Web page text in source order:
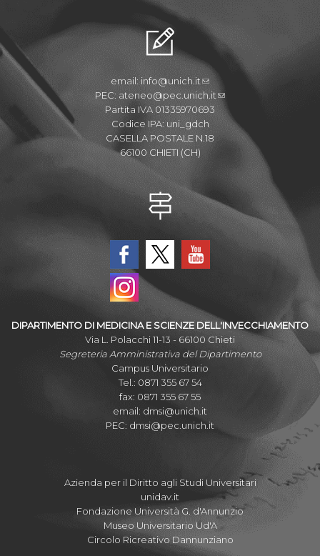
email: info@unich.it
PEC: ateneo@pec.unich.it
Partita IVA 01335970693
Codice IPA: uni_gdch
CASELLA POSTALE N.18
66100 CHIETI (CH)
DIPARTIMENTO DI MEDICINA E SCIENZE DELL'INVECCHIAMENTO
Via L. Polacchi 11-13 - 66100 Chieti
Segreteria Amministrativa del Dipartimento
Campus Universitario
Tel.: 0871 355 67 54
fax: 0871 355 67 55
email: dmsi@unich.it
PEC: dmsi@pec.unich.it
Azienda per il Diritto agli Studi Universitari
unidav.it
Fondazione Università G. d'Annunzio
Museo Universitario Ud'A
Circolo Ricreativo Dannunziano